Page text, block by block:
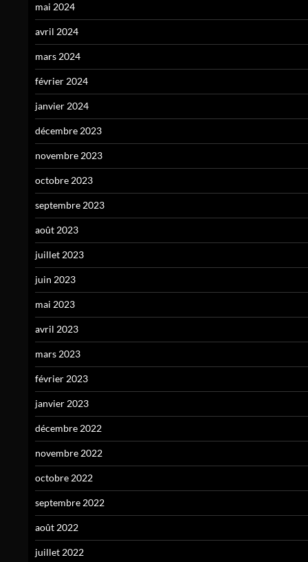
mai 2024
avril 2024
mars 2024
février 2024
janvier 2024
décembre 2023
novembre 2023
octobre 2023
septembre 2023
août 2023
juillet 2023
juin 2023
mai 2023
avril 2023
mars 2023
février 2023
janvier 2023
décembre 2022
novembre 2022
octobre 2022
septembre 2022
août 2022
juillet 2022